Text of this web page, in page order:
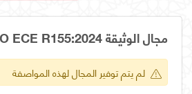
مجال الوثيقة GSO ECE R155:2024
لم يتم توفير المجال لهذه المواصفة